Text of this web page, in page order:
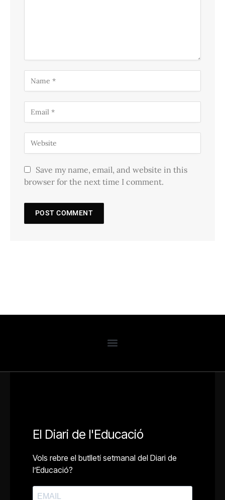
Save my name, email, and website in this
browser for the next time I comment.